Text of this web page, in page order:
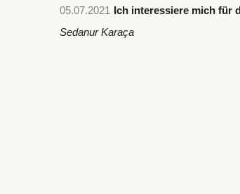
05.07.2021 Ich interessiere mich für
Sedanur Karaça